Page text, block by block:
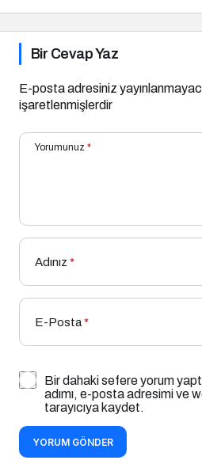
Bir Cevap Yaz
E-posta adresiniz
işaretlenmişlerdir
Yorumunuz *
Adınız *
E-Posta*
Bir dahaki sefere yorum
adımı, e-posta adresimi ve
tarayıcıya kaydet.
YORUM GÖNDER